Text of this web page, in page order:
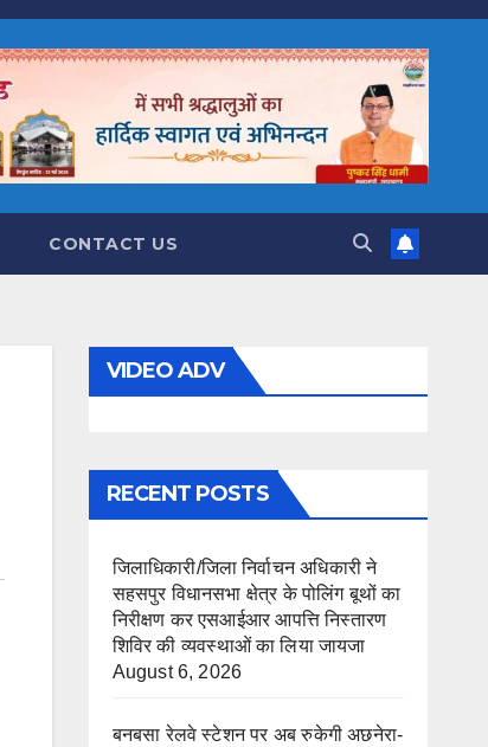
CONTACT US
VIDEO ADV
RECENT POSTS
जिलाधिकारी/जिला निर्वाचन अधिकारी ने
सहसपुर विधानसभा क्षेत्र के पोलिंग बूथों का
निरीक्षण कर एसआईआर आपत्ति निस्तारण
शिविर की व्यवस्थाओं का लिया जायजा
August 6, 2026
बनबसा रेलवे स्टेशन पर अब रुकेगी अछनेरा-